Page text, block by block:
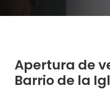
Apertura de
Barrio de la